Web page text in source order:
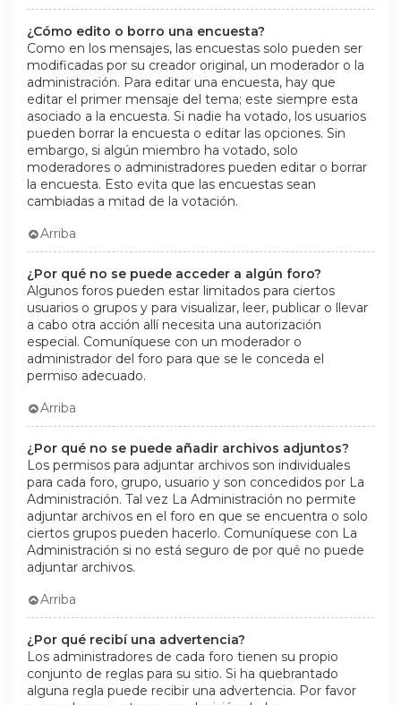
¿Cómo edito o borro una encuesta?
Como en los mensajes, las encuestas solo pueden ser
modificadas por su creador original, un moderador o la
administración. Para editar una encuesta, hay que
editar el primer mensaje del tema; este siempre esta
asociado a la encuesta. Si nadie ha votado, los usuarios
pueden borrar la encuesta o editar las opciones. Sin
embargo, si algún miembro ha votado, solo
moderadores o administradores pueden editar o borrar
la encuesta. Esto evita que las encuestas sean
cambiadas a mitad de la votación.
Arriba
¿Por qué no se puede acceder a algún foro?
Algunos foros pueden estar limitados para ciertos
usuarios o grupos y para visualizar, leer, publicar o llevar
a cabo otra acción allí necesita una autorización
especial. Comuníquese con un moderador o
administrador del foro para que se le conceda el
permiso adecuado.
Arriba
¿Por qué no se puede añadir archivos adjuntos?
Los permisos para adjuntar archivos son individuales
para cada foro, grupo, usuario y son concedidos por La
Administración. Tal vez La Administración no permite
adjuntar archivos en el foro en que se encuentra o solo
ciertos grupos pueden hacerlo. Comuníquese con La
Administración si no está seguro de por qué no puede
adjuntar archivos.
Arriba
¿Por qué recibí una advertencia?
Los administradores de cada foro tienen su propio
conjunto de reglas para su sitio. Si ha quebrantado
alguna regla puede recibir una advertencia. Por favor